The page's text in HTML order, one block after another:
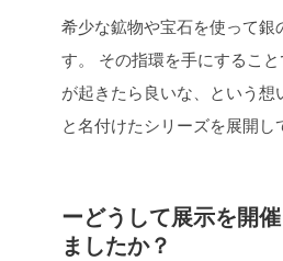
希少な鉱物や宝石を使って銀
す。
その指環を手にするこ
が起きたら良いな、という想
と名付けたシリーズを展開し
ーどうして展示を開
ましたか？